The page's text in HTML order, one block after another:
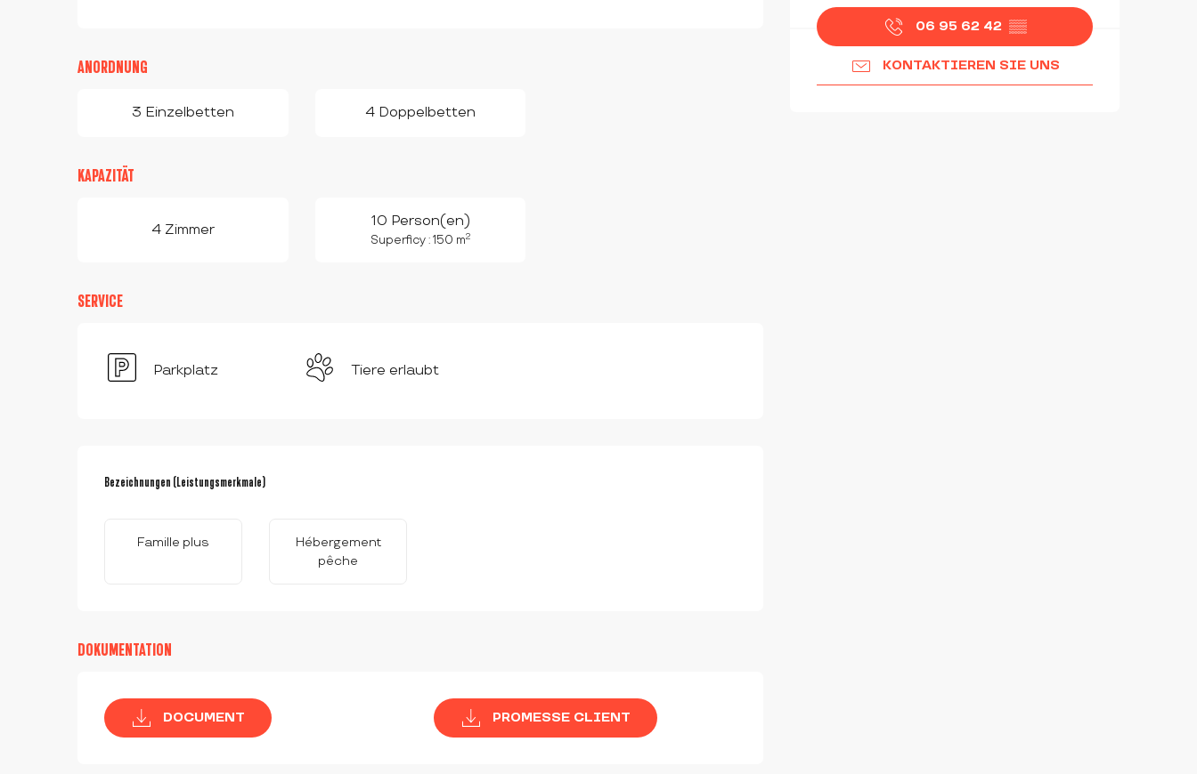
06 95 62 42 ▒▒
KONTAKTIEREN SIE UNS
ANORDNUNG
3 Einzelbetten 4 Doppelbetten
KAPAZITÄT
4 Zimmer 10 Person(en)
Superficy : 150 m2
SERVICE
Parkplatz Tiere erlaubt
LEISTUNGENSMÖGLICHKEITEN
Bezeichnungen (Leistungsmerkmale)
Bezeichnungen (Leistungsmerkmale)
Famille plus
Hébergement
pêche
DOKUMENTATION
DOCUMENT PROMESSE CLIENT